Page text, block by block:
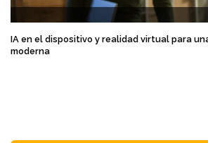
IA en el dispositivo y realidad virtual para
moderna